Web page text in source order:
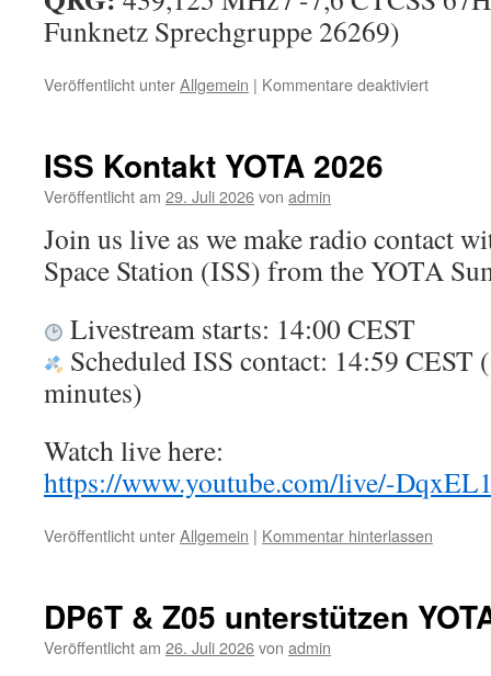
Funknetz Sprechgruppe 26269)
Veröffentlicht unterAllgemein | Kommentare deaktiviertfür
ISS Kontakt YOTA 2026
Veröffentlicht am 29. Juli 2026von admin
Join us live as we make radio contact
Space Station (ISS) from the YOTA
Livestream starts: 14:00 CEST
Scheduled ISS contact: 14:59 CEST
minutes)
Watch live here:
https://www.youtube.com/live/-
Veröffentlicht unterAllgemein | Kommentar hinterlassen
DP6T & Z05 unterstützen
Veröffentlicht am 26. Juli 2026von admin